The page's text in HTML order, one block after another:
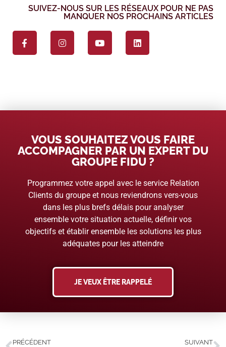
SUIVEZ-NOUS SUR LES RÉSEAUX POUR NE PAS
MANQUER NOS PROCHAINS ARTICLES
VOUS SOUHAITEZ VOUS FAIRE
ACCOMPAGNER PAR UN EXPERT DU
GROUPE FIDU ?
Programmez votre appel avec le service Relation
Clients du groupe et nous reviendrons vers-vous
dans les plus brefs délais pour analyser
ensemble votre situation actuelle, définir vos
objectifs et établir ensemble les solutions les plus
adéquates pour les atteindre
JE VEUX ÊTRE RAPPELÉ
PRÉCÉDENT SUIVANT